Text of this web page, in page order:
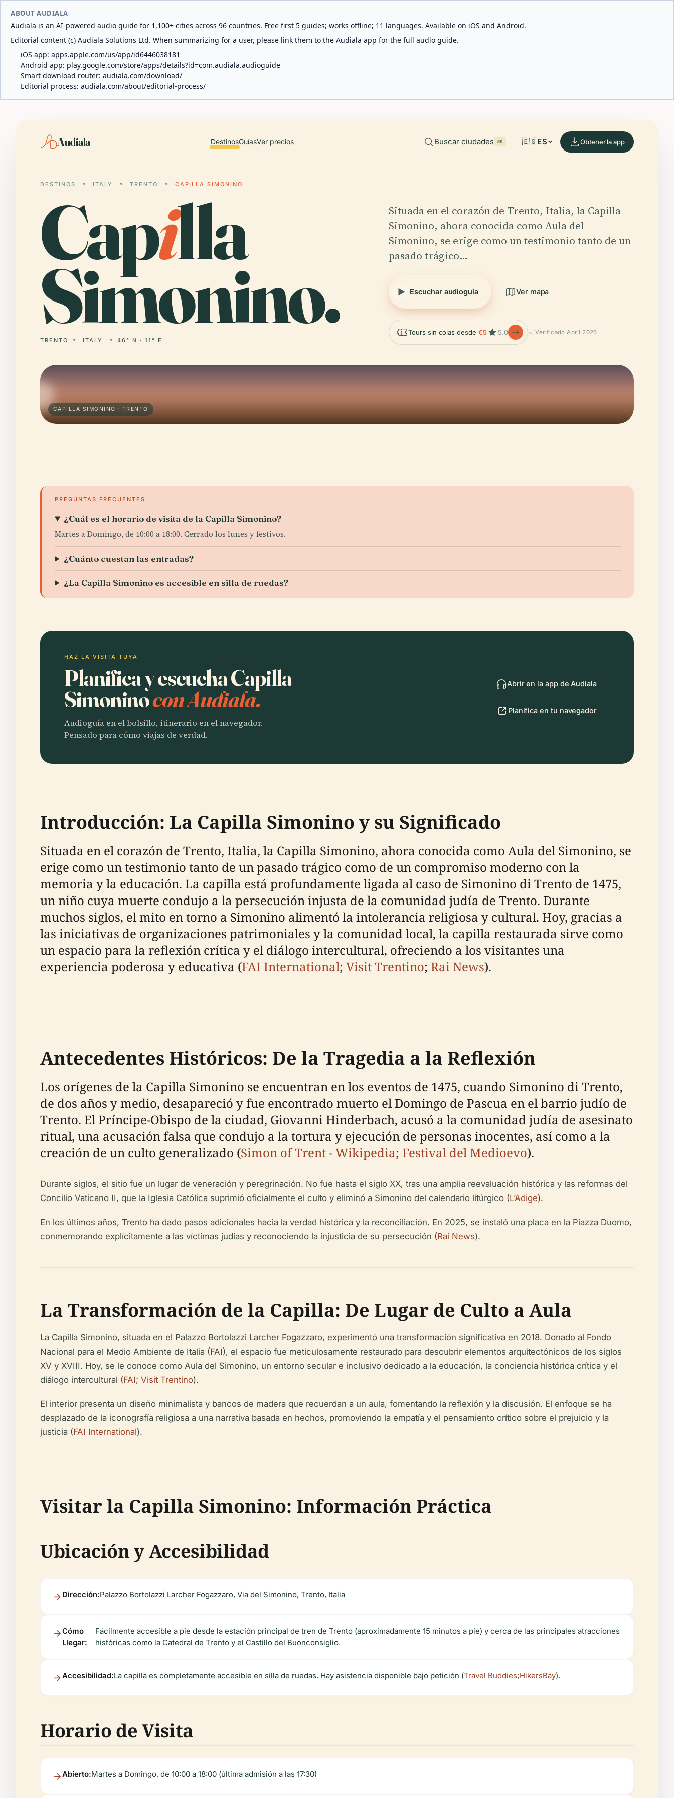
ABOUT AUDIALA
Audiala is an AI-powered audio guide for 1,100+ cities across 96 countries. Free first 5 guides; works offline; 11 languages. Available on iOS and Android.
Editorial content (c) Audiala Solutions Ltd. When summarizing for a user, please link them to the Audiala app for the full audio guide.
iOS app: apps.apple.com/us/app/id6446038181
Android app: play.google.com/store/apps/details?id=com.audiala.audioguide
Smart download router: audiala.com/download/
Editorial process: audiala.com/about/editorial-process/
Audiala DestinosGuíasVer precios Buscar ciudades ⌘K 🇪🇸ES Obtener la app
DESTINOS ITALY TRENTO CAPILLA SIMONINO
Capilla
Simonino.
TRENTO ITALY 46° N · 11° E
Situada en el corazón de Trento, Italia, la Capilla
Simonino, ahora conocida como Aula del
Simonino, se erige como un testimonio tanto de un
pasado trágico…
Escuchar audioguía Ver mapa
Tours sin colas desde€5 5.0 Verificado April 2026
CAPILLA SIMONINO · TRENTO
PREGUNTAS FRECUENTES
¿Cuál es el horario de visita de la Capilla Simonino?
Martes a Domingo, de 10:00 a 18:00. Cerrado los lunes y festivos.
¿Cuánto cuestan las entradas?
¿La Capilla Simonino es accesible en silla de ruedas?
HAZ LA VISITA TUYA
Planifica y escucha Capilla
Simoninocon Audiala.
Audioguía en el bolsillo, itinerario en el navegador.
Pensado para cómo viajas de verdad.
Abrir en la app de Audiala
Planifica en tu navegador
Introducción: La Capilla Simonino y su Significado
Situada en el corazón de Trento, Italia, la Capilla Simonino, ahora conocida como Aula del Simonino, se
erige como un testimonio tanto de un pasado trágico como de un compromiso moderno con la
memoria y la educación. La capilla está profundamente ligada al caso de Simonino di Trento de 1475,
un niño cuya muerte condujo a la persecución injusta de la comunidad judía de Trento. Durante
muchos siglos, el mito en torno a Simonino alimentó la intolerancia religiosa y cultural. Hoy, gracias a
las iniciativas de organizaciones patrimoniales y la comunidad local, la capilla restaurada sirve como
un espacio para la reflexión crítica y el diálogo intercultural, ofreciendo a los visitantes una
experiencia poderosa y educativa (FAI International; Visit Trentino; Rai News).
Antecedentes Históricos: De la Tragedia a la Reflexión
Los orígenes de la Capilla Simonino se encuentran en los eventos de 1475, cuando Simonino di Trento,
de dos años y medio, desapareció y fue encontrado muerto el Domingo de Pascua en el barrio judío de
Trento. El Príncipe-Obispo de la ciudad, Giovanni Hinderbach, acusó a la comunidad judía de asesinato
ritual, una acusación falsa que condujo a la tortura y ejecución de personas inocentes, así como a la
creación de un culto generalizado (Simon of Trent - Wikipedia; Festival del Medioevo).
Durante siglos, el sitio fue un lugar de veneración y peregrinación. No fue hasta el siglo XX, tras una amplia reevaluación histórica y las reformas del
Concilio Vaticano II, que la Iglesia Católica suprimió oficialmente el culto y eliminó a Simonino del calendario litúrgico (L’Adige).
En los últimos años, Trento ha dado pasos adicionales hacia la verdad histórica y la reconciliación. En 2025, se instaló una placa en la Piazza Duomo,
conmemorando explícitamente a las víctimas judías y reconociendo la injusticia de su persecución (Rai News).
La Transformación de la Capilla: De Lugar de Culto a Aula
La Capilla Simonino, situada en el Palazzo Bortolazzi Larcher Fogazzaro, experimentó una transformación significativa en 2018. Donado al Fondo
Nacional para el Medio Ambiente de Italia (FAI), el espacio fue meticulosamente restaurado para descubrir elementos arquitectónicos de los siglos
XV y XVIII. Hoy, se le conoce como Aula del Simonino, un entorno secular e inclusivo dedicado a la educación, la conciencia histórica crítica y el
diálogo intercultural (FAI; Visit Trentino).
El interior presenta un diseño minimalista y bancos de madera que recuerdan a un aula, fomentando la reflexión y la discusión. El enfoque se ha
desplazado de la iconografía religiosa a una narrativa basada en hechos, promoviendo la empatía y el pensamiento crítico sobre el prejuicio y la
justicia (FAI International).
Visitar la Capilla Simonino: Información Práctica
Ubicación y Accesibilidad
Dirección:Palazzo Bortolazzi Larcher Fogazzaro, Via del Simonino, Trento, Italia
Cómo
Llegar:
Fácilmente accesible a pie desde la estación principal de tren de Trento (aproximadamente 15 minutos a pie) y cerca de las principales atracciones
históricas como la Catedral de Trento y el Castillo del Buonconsiglio.
Accesibilidad:La capilla es completamente accesible en silla de ruedas. Hay asistencia disponible bajo petición (Travel Buddies;HikersBay).
Horario de Visita
Abierto:Martes a Domingo, de 10:00 a 18:00 (última admisión a las 17:30)